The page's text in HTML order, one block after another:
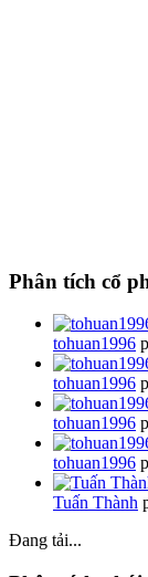
Phân tích cổ
tohuan1996
tohuan1996
tohuan1996
tohuan1996
Tuấn Thành
Đang tải...